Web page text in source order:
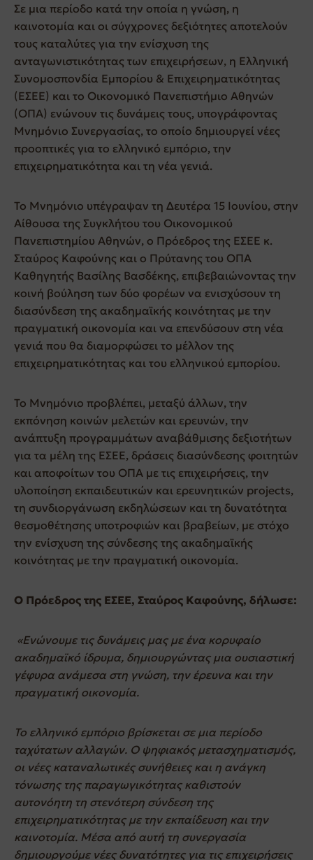
Σε μια περίοδο κατά την οποία η γνώση, η
καινοτομία και οι σύγχρονες δεξιότητες αποτελούν
τους καταλύτες για την ενίσχυση της
ανταγωνιστικότητας των επιχειρήσεων, η Ελληνική
Συνομοσπονδία Εμπορίου & Επιχειρηματικότητας
(ΕΣΕΕ) και το Οικονομικό Πανεπιστήμιο Αθηνών
(ΟΠΑ) ενώνουν τις δυνάμεις τους, υπογράφοντας
Μνημόνιο Συνεργασίας, το οποίο δημιουργεί νέες
προοπτικές για το ελληνικό εμπόριο, την
επιχειρηματικότητα και τη νέα γενιά.
Το Μνημόνιο υπέγραψαν τη Δευτέρα 15 Ιουνίου, στην
Αίθουσα της Συγκλήτου του Οικονομικού
Πανεπιστημίου Αθηνών, ο Πρόεδρος της ΕΣΕΕ κ.
Σταύρος Καφούνης και ο Πρύτανης του ΟΠΑ
Καθηγητής Βασίλης Βασδέκης, επιβεβαιώνοντας την
κοινή βούληση των δύο φορέων να ενισχύσουν τη
διασύνδεση της ακαδημαϊκής κοινότητας με την
πραγματική οικονομία και να επενδύσουν στη νέα
γενιά που θα διαμορφώσει το μέλλον της
επιχειρηματικότητας και του ελληνικού εμπορίου.
Το Μνημόνιο προβλέπει, μεταξύ άλλων, την
εκπόνηση κοινών μελετών και ερευνών, την
ανάπτυξη προγραμμάτων αναβάθμισης δεξιοτήτων
για τα μέλη της ΕΣΕΕ, δράσεις διασύνδεσης φοιτητών
και αποφοίτων του ΟΠΑ με τις επιχειρήσεις, την
υλοποίηση εκπαιδευτικών και ερευνητικών projects,
τη συνδιοργάνωση εκδηλώσεων και τη δυνατότητα
θεσμοθέτησης υποτροφιών και βραβείων, με στόχο
την ενίσχυση της σύνδεσης της ακαδημαϊκής
κοινότητας με την πραγματική οικονομία.
Ο Πρόεδρος της ΕΣΕΕ, Σταύρος Καφούνης, δήλωσε:
«Ενώνουμε τις δυνάμεις μας με ένα κορυφαίο
ακαδημαϊκό ίδρυμα, δημιουργώντας μια ουσιαστική
γέφυρα ανάμεσα στη γνώση, την έρευνα και την
πραγματική οικονομία.
Το ελληνικό εμπόριο βρίσκεται σε μια περίοδο
ταχύτατων αλλαγών. Ο ψηφιακός μετασχηματισμός,
οι νέες καταναλωτικές συνήθειες και η ανάγκη
τόνωσης της παραγωγικότητας καθιστούν
αυτονόητη τη στενότερη σύνδεση της
επιχειρηματικότητας με την εκπαίδευση και την
καινοτομία. Μέσα από αυτή τη συνεργασία
δημιουργούμε νέες δυνατότητες για τις επιχειρήσεις